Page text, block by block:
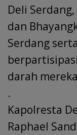
Deli
dan
Serdang
darah
.
Kapolresta
Raphael